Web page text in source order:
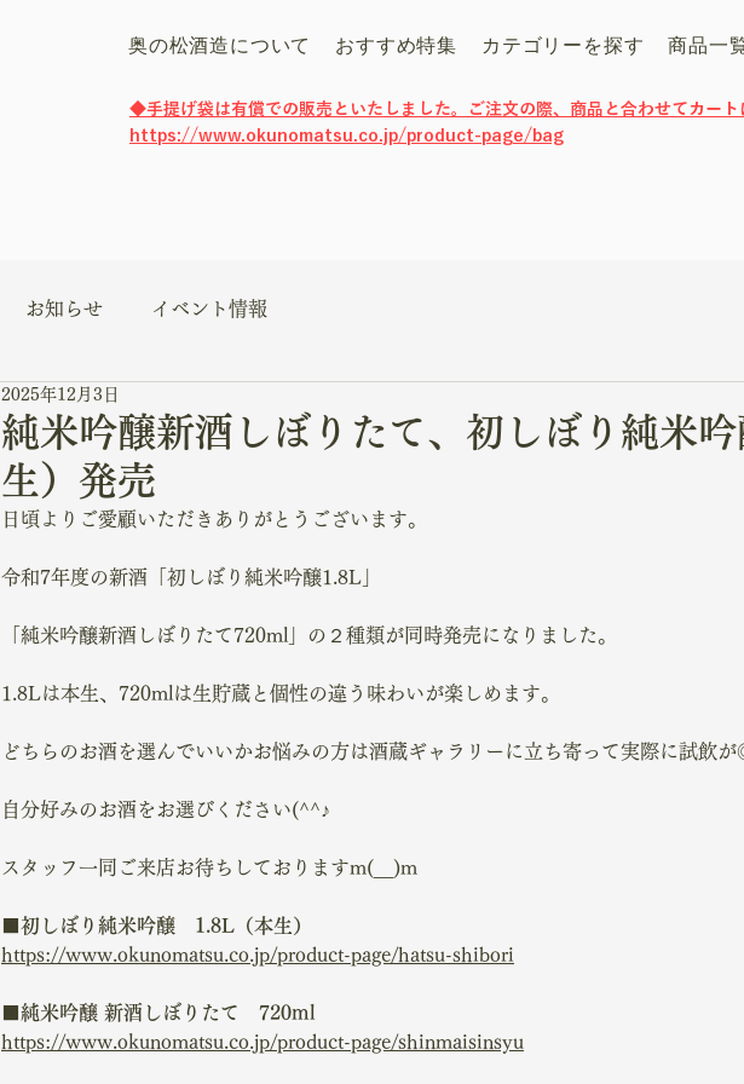
奥の松酒造について おすすめ特集 カテゴリーを探す 商品一
​◆手提げ袋は有償での販売といたしました。ご注文の際、商品と合わせてカート
https://www.okunomatsu.co.jp/product-page/bag
お知らせ イベント情報
純米吟醸新酒しぼりたて、初しぼり純米
生）発売
2025年12月3日
日頃よりご愛顧いただきありがとうございます。
令和7年度の新酒「初しぼり純米吟醸1.8L」
「純米吟醸新酒しぼりたて720ml」の２種類が同時発売になりました。
1.8Lは本生、720mlは生貯蔵と個性の違う味わいが楽しめます。
どちらのお酒を選んでいいかお悩みの方は酒蔵ギャラリーに立ち寄って実際に試飲
自分好みのお酒をお選びください(^^♪
スタッフ一同ご来店お待ちしておりますm(__)m
初しぼり純米吟醸　1.8L（本生）
https://www.okunomatsu.co.jp/product-page/hatsu-shibori
純米吟醸 新酒しぼりたて　720ml
https://www.okunomatsu.co.jp/product-page/shinmaisinsyu